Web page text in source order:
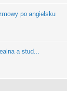
po angielsku
a stud...